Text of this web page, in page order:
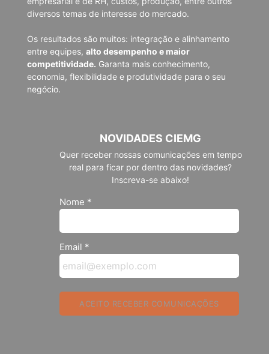
diversos temas de interesse do mercado.
Os resultados são muitos: integração e alinhamento
entre equipes, alto desempenho e maior
competitividade. Garanta mais conhecimento,
economia, flexibilidade e produtividade para o seu
negócio.
NOVIDADES CIEMG
Quer receber nossas comunicações em tempo
real para ficar por dentro das novidades?
Inscreva-se abaixo!
Nome *
Email *
ACEITO RECEBER COMUNICAÇÕES